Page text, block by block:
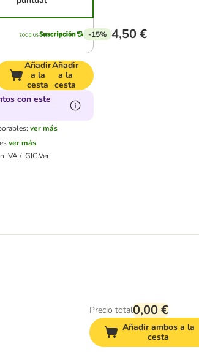
-15% 4,50 €
Añadir
a la
cesta
Añadir
a la
cesta
con este
ver más
ver más
IVA / IGIC.Ver
Precio total0,00 €
Añadir ambos a la
cesta